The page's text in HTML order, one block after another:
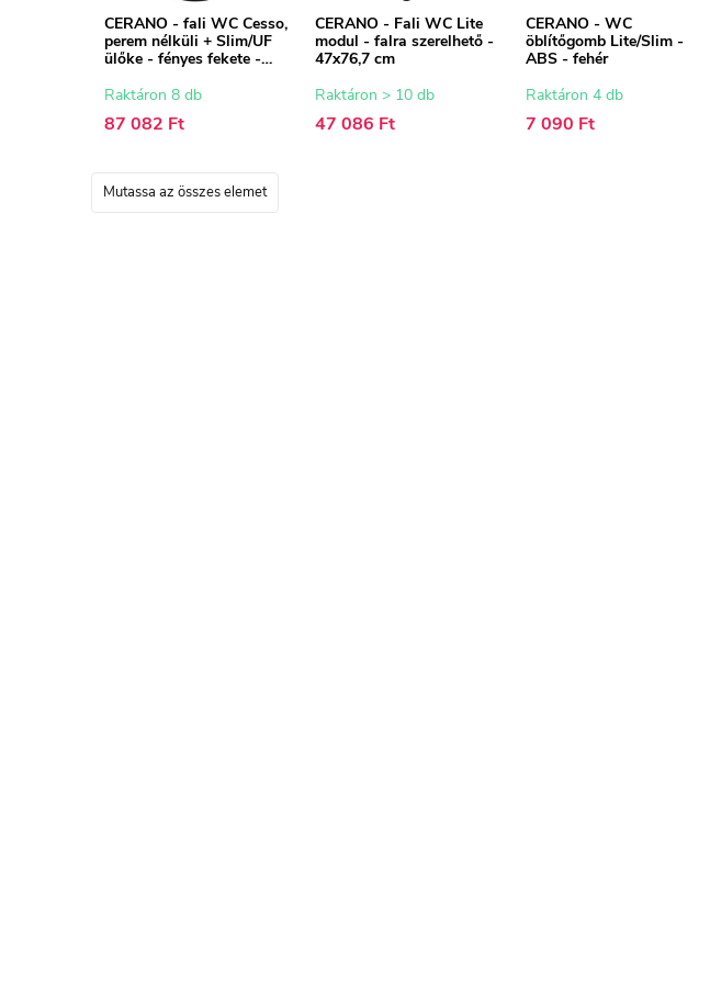
CERANO - fali WC Cesso,
perem nélküli + Slim/UF
ülőke - fényes fekete -
Raktáron 8 db
87 082 Ft
CERANO - Fali WC Lite
modul - falra szerelhető -
47x76,7 cm
Raktáron > 10 db
47 086 Ft
CERANO - WC
öblítőgomb Lite/Slim -
ABS - fehér
Raktáron 4 db
7 090 Ft
Mutassa az összes elemet